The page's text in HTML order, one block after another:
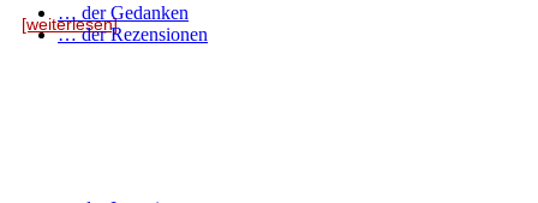
[weiterlesen]
… der Gedanken
… der Rezensionen